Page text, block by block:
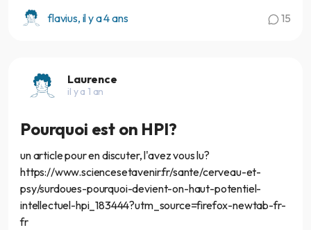
flavius, il y a 4 ans 15
Laurence
il y a 1 an
Pourquoi est on HPI?
un article pour en discuter, l'avez vous lu?
https://www.sciencesetavenir.fr/sante/cerveau-et-
psy/surdoues-pourquoi-devient-on-haut-potentiel-
intellectuel-hpi_183444?utm_source=firefox-newtab-fr-
fr